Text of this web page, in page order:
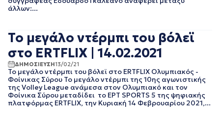
άλλων:...
Το μεγάλο ντέρμπι του βόλεϊ
στο ERTFLIX | 14.02.2021
ΔΗΜΟΣΙΕΥΣΗ13/02/21
Το μεγάλο ντέρμπι του βόλεϊ στο ERTFLIX Ολυμπιακός -
Φοίνικας Σύρου Το μεγάλο ντέρμπι της 10ης αγωνιστικής
της Volley League ανάμεσα στον Ολυμπιακό και τον
Φοίνικα Σύρου μεταδίδει το EΡΤ SPORTS 5 της ψηφιακής
πλατφόρμας ERTFLIX, την Κυριακή 14 Φεβρουαρίου 2021,...